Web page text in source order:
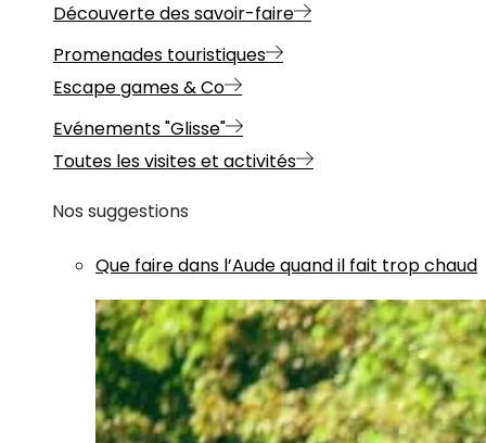
Découverte des savoir-faire
Promenades touristiques
Escape games & Co
Evénements "Glisse"
Toutes les visites et activités
Nos suggestions
Que faire dans l’Aude quand il fait trop chaud